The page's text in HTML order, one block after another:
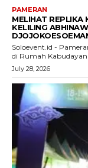
PAMERAN
MELIHAT REPLIKA
KELILING
Soloevent.id -
di Rumah
July 28, 2026